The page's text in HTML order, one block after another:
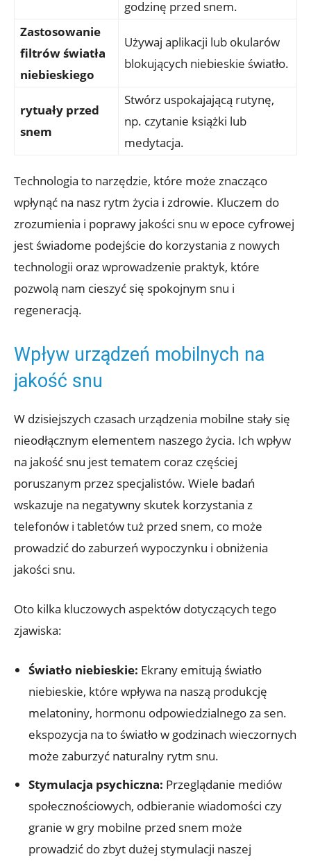
godzinę przed snem.
Zastosowanie
filtrów światła
niebieskiego
Używaj aplikacji lub okularów
blokujących niebieskie światło.
rytuały przed
snem
Stwórz uspokajającą rutynę,
np. czytanie książki lub
medytacja.
Technologia to narzędzie, które może znacząco
wpłynąć na nasz rytm życia i zdrowie. Kluczem do
zrozumienia i poprawy jakości snu w epoce cyfrowej
jest świadome podejście do korzystania z nowych
technologii oraz wprowadzenie praktyk, które
pozwolą nam cieszyć się spokojnym snu i
regeneracją.
Wpływ urządzeń mobilnych na
jakość snu
W dzisiejszych czasach urządzenia mobilne stały się
nieodłącznym elementem naszego życia. Ich wpływ
na jakość snu jest tematem coraz częściej
poruszanym przez specjalistów. Wiele badań
wskazuje na negatywny skutek korzystania z
telefonów i tabletów tuż przed snem, co może
prowadzić do zaburzeń wypoczynku i obniżenia
jakości snu.
Oto kilka kluczowych aspektów dotyczących tego
zjawiska:
Światło niebieskie: Ekrany emitują światło
niebieskie, które wpływa na naszą produkcję
melatoniny, hormonu odpowiedzialnego za sen.
ekspozycja na to światło w godzinach wieczornych
może zaburzyć naturalny rytm snu.
Stymulacja psychiczna: Przeglądanie mediów
społecznościowych, odbieranie wiadomości czy
granie w gry mobilne przed snem może
prowadzić do zbyt dużej stymulacji naszej